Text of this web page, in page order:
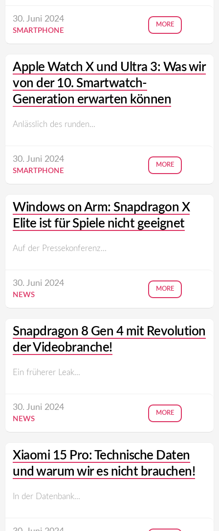
30. Juni 2024
SMARTPHONE
MORE
Apple Watch X und Ultra 3: Was wir
von der 10. Smartwatch-
Generation erwarten können
Anlässlich des runden...
30. Juni 2024
SMARTPHONE
MORE
Windows on Arm: Snapdragon X
Elite ist für Spiele nicht geeignet
Auf der Pressekonferenz...
30. Juni 2024
NEWS
MORE
Snapdragon 8 Gen 4 mit Revolution
der Videobranche!
Ein früherer Leak...
30. Juni 2024
NEWS
MORE
Xiaomi 15 Pro: Technische Daten
und warum wir es nicht brauchen!
In der Datenbank...